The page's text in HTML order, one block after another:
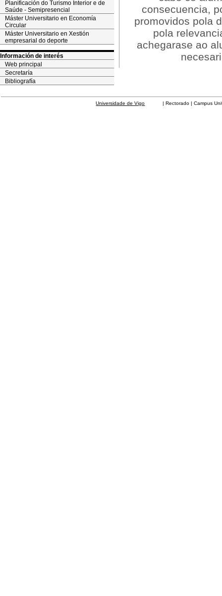
Planificación do Turismo Interior e de
Saúde - Semipresencial
Máster Universitario en Economía
Circular
Máster Universitario en Xestión
empresarial do deporte
Información de interés
Web principal
Secretaría
Bibliografía
consecuencia,
promovidos pola
pola
achegarase ao
Universidade de Vigo | Rectorado | Campus